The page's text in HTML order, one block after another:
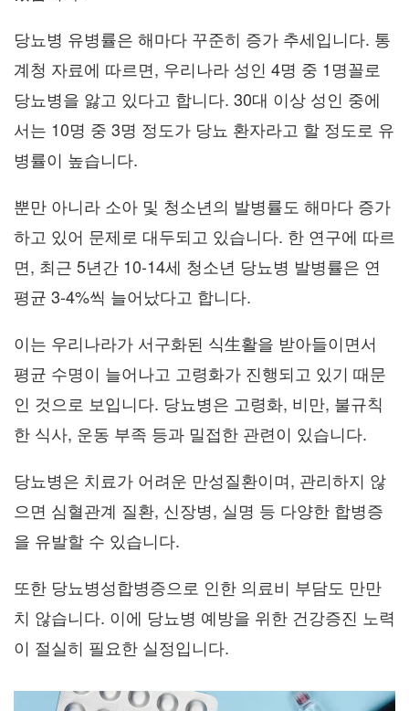
당뇨병 유병률은 해마다 꾸준히 증가 추세입니다. 통
계청 자료에 따르면, 우리나라 성인 4명 중 1명꼴로
당뇨병을 앓고 있다고 합니다. 30대 이상 성인 중에
서는 10명 중 3명 정도가 당뇨 환자라고 할 정도로 유
병률이 높습니다.
뿐만 아니라 소아 및 청소년의 발병률도 해마다 증가
하고 있어 문제로 대두되고 있습니다. 한 연구에 따르
면, 최근 5년간 10-14세 청소년 당뇨병 발병률은 연
평균 3-4%씩 늘어났다고 합니다.
이는 우리나라가 서구화된 식生활을 받아들이면서
평균 수명이 늘어나고 고령화가 진행되고 있기 때문
인 것으로 보입니다. 당뇨병은 고령화, 비만, 불규칙
한 식사, 운동 부족 등과 밀접한 관련이 있습니다.
당뇨병은 치료가 어려운 만성질환이며, 관리하지 않
으면 심혈관계 질환, 신장병, 실명 등 다양한 합병증
을 유발할 수 있습니다.
또한 당뇨병성합병증으로 인한 의료비 부담도 만만
치 않습니다. 이에 당뇨병 예방을 위한 건강증진 노력
이 절실히 필요한 실정입니다.